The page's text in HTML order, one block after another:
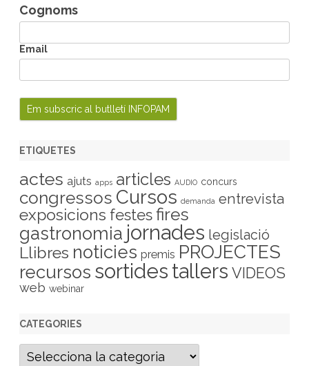
Cognoms
Email
ETIQUETES
actes ajuts apps articles AUDIO concurs
congressos Cursos demanda entrevista
exposicions festesfires
gastronomia jornades legislació
Llibres noticies premis PROJECTES
recursos sortides tallers VIDEOS
web webinar
CATEGORIES
C